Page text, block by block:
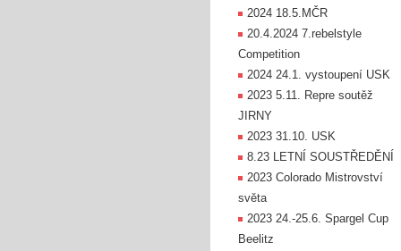
2024 18.5.MČR
20.4.2024 7.rebelstyle
Competition
2024 24.1. vystoupení USK
2023 5.11. Repre soutěž
JIRNY
2023 31.10. USK
8.23 LETNÍ SOUSTŘEDĚNÍ
2023 Colorado Mistrovství
světa
2023 24.-25.6. Spargel Cup
Beelitz